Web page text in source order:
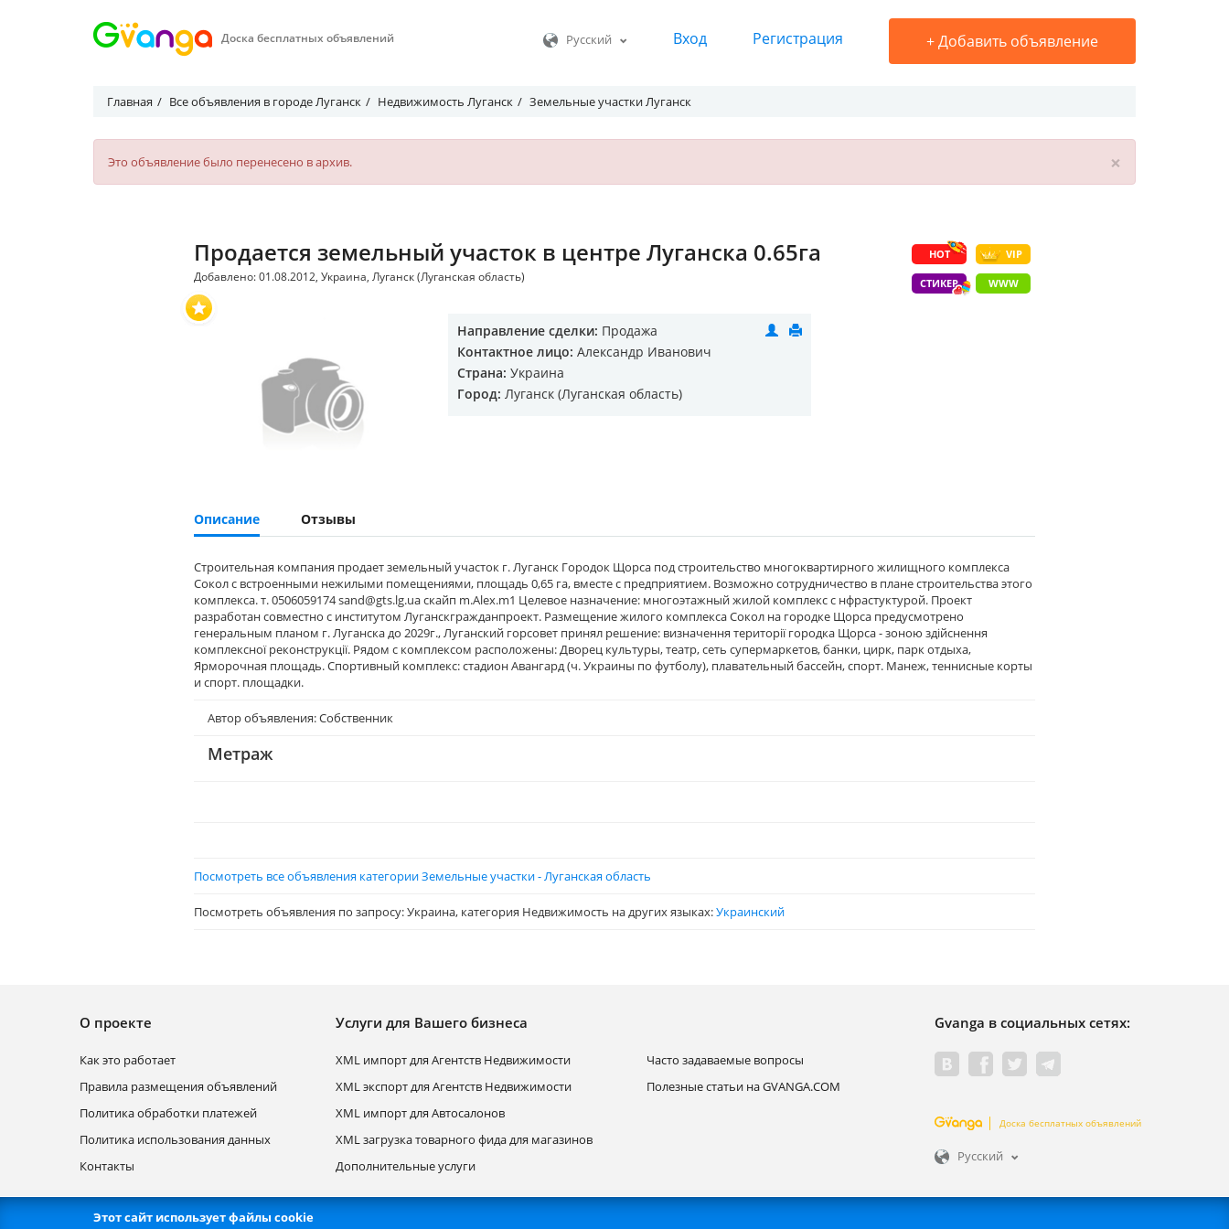
Доска бесплатных объявлений Русский Вход Регистрация +Добавить объявление
Главная Все объявления в городе Луганск Недвижимость Луганск Земельные участки Луганск
×
Это объявление было перенесено в архив.
HOT VIP
СТИКЕР WWW
Продается земельный участок в центре Луганска 0.65га
Добавлено: 01.08.2012, Украина, Луганск (Луганская область)
Направление сделки: Продажа
Контактное лицо: Александр Иванович
Страна: Украина
Город: Луганск (Луганская область)
Описание Отзывы
Строительная компания продает земельный участок г. Луганск Городок Щорса под строительство многоквартирного жилищного комплекса
Сокол с встроенными нежилыми помещениями, площадь 0,65 га, вместе с предприятием. Возможно сотрудничество в плане строительства этого
комплекса. т. 0506059174 sand@gts.lg.ua скайп m.Alex.m1 Целевое назначение: многоэтажный жилой комплекс с нфрастуктурой. Проект
разработан совместно с институтом Луганскгражданпроект. Размещение жилого комплекса Сокол на городке Щорса предусмотрено
генеральным планом г. Луганска до 2029г., Луганский горсовет принял решение: визначення території городка Щорса - зоною здійснення
комплексної реконструкції. Рядом с комплексом расположены: Дворец культуры, театр, сеть супермаркетов, банки, цирк, парк отдыха,
Ярморочная площадь. Спортивный комплекс: стадион Авангард (ч. Украины по футболу), плавательный бассейн, спорт. Манеж, теннисные корты
и спорт. площадки.
Автор объявления: Собственник
Метраж
Посмотреть все объявления категории Земельные участки - Луганская область
Посмотреть объявления по запросу: Украина, категория Недвижимость на других языках:Украинский
Этот сайт использует файлы cookie
О проекте
Как это работает
Правила размещения объявлений
Политика обработки платежей
Политика использования данных
Контакты
Услуги для Вашего бизнеса
XML импорт для Агентств Недвижимости
XML экспорт для Агентств Недвижимости
XML импорт для Автосалонов
XML загрузка товарного фида для магазинов
Дополнительные услуги
Часто задаваемые вопросы
Полезные статьи на GVANGA.COM
Gvanga в социальных сетях:
Доска бесплатных объявлений
Русский